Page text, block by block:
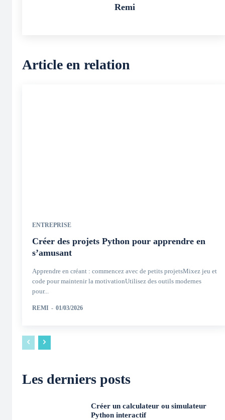
Remi
Article en relation
ENTREPRISE
Créer des projets Python pour apprendre en
s’amusant
Apprendre en créant : commencez avec de petits projetsMixez jeu et
code pour maintenir la motivationUtilisez des outils modernes
pour...
REMI - 01/03/2026
Les derniers posts
Créer un calculateur ou simulateur
Python interactif